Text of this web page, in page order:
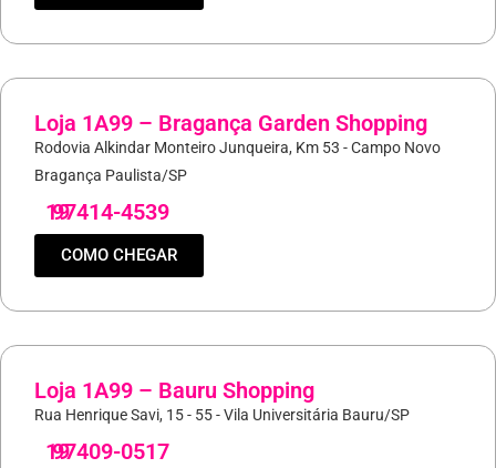
Loja 1A99 – Bragança Garden Shopping
Rodovia Alkindar Monteiro Junqueira, Km 53 - Campo Novo
Bragança Paulista/SP
19
97414-4539
COMO CHEGAR
Loja 1A99 – Bauru Shopping
Rua Henrique Savi, 15 - 55 - Vila Universitária Bauru/SP
19
97409-0517